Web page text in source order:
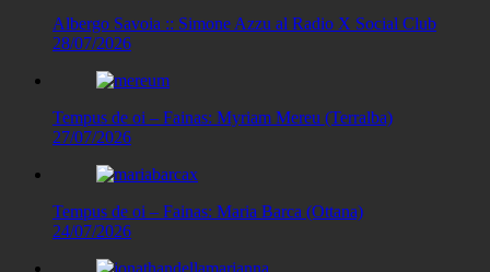
Albergo Savoia :: Simone Azzu al Radio X Social Club
28/07/2026
Tempus de oi – Fainas: Myriam Mereu (Terralba)
27/07/2026
Tempus de oi – Fainas: Maria Barca (Ottana)
24/07/2026